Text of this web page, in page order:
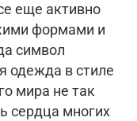
еще активно
формами и
символ
одежда в стиле
мира не так
сердца многих